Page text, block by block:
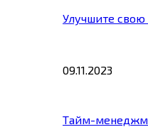
Улучшите
09.11.2023
Тайм-